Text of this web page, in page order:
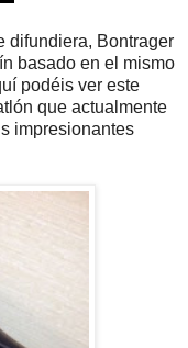
difundiera, Bontrager
basado en el mismo
podéis ver este
que actualmente
impresionantes